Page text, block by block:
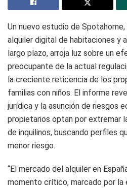
Un nuevo estudio de
alquiler digital de habitaciones y
largo plazo, arroja luz sobre un
preocupante de la actual
la creciente reticencia de los
familias con niños. El informe
jurídica y la asunción de riesgos
propietarios optan por extremar
de inquilinos, buscando perfiles
menor riesgo.
“El mercado del alquiler en
momento crítico, marcado por